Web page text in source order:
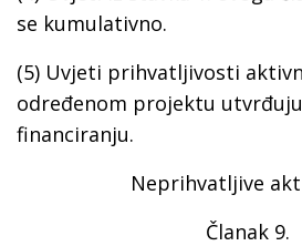
se kumulativno.
(5) Uvjeti prihvatljivosti
određenom projektu
financiranju.
Neprihvatljive
Članak 9.